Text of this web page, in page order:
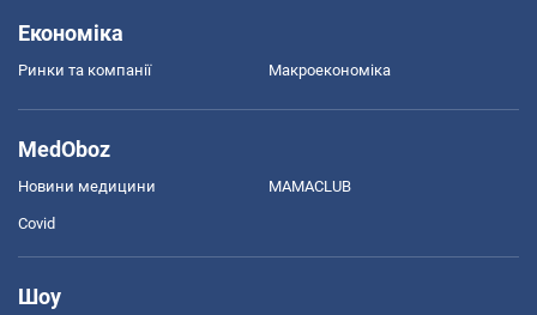
Економіка
Ринки та компанії Макроекономіка
MedOboz
Новини медицини MAMACLUB
Covid
Шоу